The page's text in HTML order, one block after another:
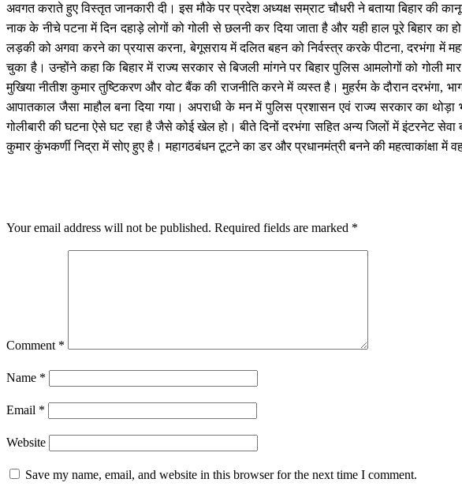
अवगत कराते हुए विस्तृत जानकारी दी। इस मौके पर प्रदेश अध्यक्ष सम्राट चौधरी ने बताया बिहार की
नाक के नीचे पटना में दिन दहाड़े लोगों को गोली से छलनी कर दिया जाता है और यही हाल पूरे बिहार का
लड़की को अगवा करने का प्रयास करना, बेगूसराय में दलित बहन को निर्वस्त्र करके पीटना, दरभंगा में
चुका है। उन्होंने कहा कि बिहार में राज्य सरकार से बिजली मांगने पर बिहार पुलिस आमलोगों को गोली
मुखिया नीतीश कुमार तुष्टिकरण और वोट बैंक की राजनीति करने में व्यस्त है। मुहर्रम के दौरान दरभंगा,
आपातकाल जैसा माहौल बना दिया गया। अपराधी के मन में पुलिस प्रशासन एवं राज्य सरकार का
गोलीबारी की घटना ऐसे घट रहा है जैसे कोई खेल हो। बीते दिनों दरभंगा सहित अन्य जिलों में इंटरनेट
कुमार कुंभकर्णी निद्रा में सोए हुए है। महागठबंधन टूटने का डर और प्रधानमंत्री बनने की महत्वाकांक्षा में
Your email address will not be published. Required fields are marked *
Comment *
Name *
Email *
Website
Save my name, email, and website in this browser for the next time I comment.